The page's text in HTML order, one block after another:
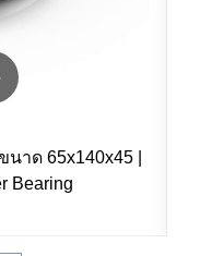
าด 65x140x45 |
Bearing